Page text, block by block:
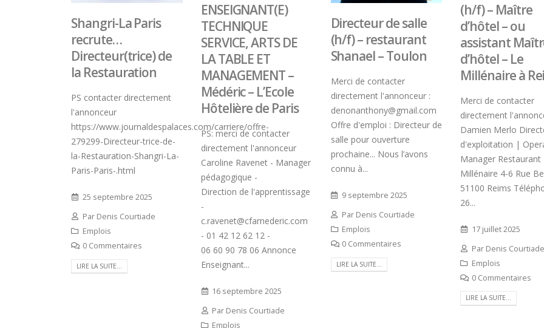
Shangri-La Paris
recrute…
Directeur(trice) de
la Restauration
PS contacter directement
l'annonceur
https://www.journaldespalaces.com/carriere/offre-
279299-Directeur-trice-de-
la-Restauration-Shangri-La-
Paris-Paris-.html
25 septembre 2025
Par Denis Courtiade
Emplois
0 Commentaires
LIRE LA SUITE...
ENSEIGNANT(E)
TECHNIQUE
SERVICE, ARTS DE
LA TABLE ET
MANAGEMENT –
Médéric – L’Ecole
Hôtelière de Paris
PS: merci de contacter
directement l'annonceur
Caroline Ravenet - Manager
pédagogique -
Direction de l'apprentissage
-
c.ravenet@cfamederic.com
- 01 42 12 62 12 -
06 60 90 78 06 Annonce
Enseignant...
16 septembre 2025
Par Denis Courtiade
Emplois
Directeur de salle
(h/f) – restaurant
Shanael – Toulon
Merci de contacter
directement l'annonceur :
denonanthony@gmail.com
Offre d'emploi : Directeur de
salle pour ouverture
prochaine... Nous l’avons
connu à...
9 septembre 2025
Par Denis Courtiade
Emplois
0 Commentaires
LIRE LA SUITE...
(h/f) – Maître
d’hôtel – ou
assistant
d’hôtel – Le
Millénaire à
Merci de contacter
directement
Damien Merlo
d'exploitation |
Manager Restaurant
Millénaire 4-6 Rue
51100 Reims
26...
17 juillet 2025
Par Denis Courtiade
Emplois
0 Commentaires
LIRE LA SUITE...